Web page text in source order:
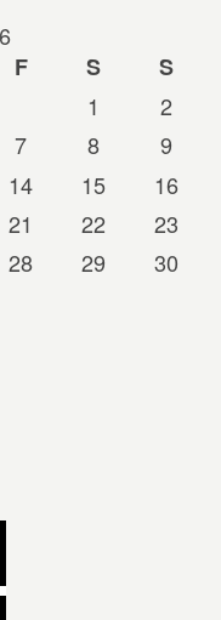
F S
S
1
2
7 8
9
14 15
16
21 22
23
28 29
30